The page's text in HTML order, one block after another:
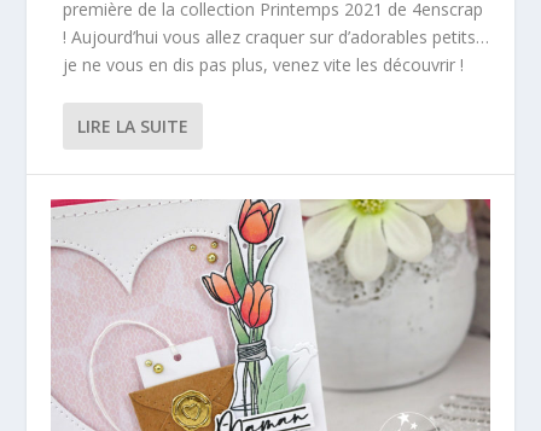
première de la collection Printemps 2021 de 4enscrap
! Aujourd’hui vous allez craquer sur d’adorables petits…
je ne vous en dis pas plus, venez vite les découvrir !
LIRE LA SUITE